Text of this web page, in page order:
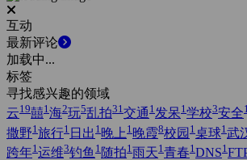
互动
最新评论
加载中...
标签
寻找感兴趣的领域
云19囍1海2玩5乱拍31交通 1发呆1学校3安全
撒野1 旅行1 日出 1 晚上 1 晚霞8校园 1 桌球1 武
跨年1 运维3钓鱼 1 随拍1 雨天1 青春1 DNS1